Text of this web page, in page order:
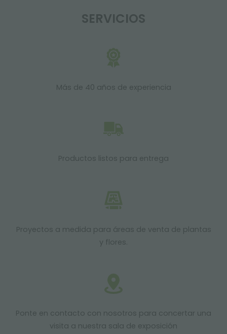
SERVICIOS
Más de 40 años de experiencia
Productos listos para entrega
Proyectos a medida para áreas de venta de plantas
y flores.
Ponte en contacto con nosotros para concertar una
visita a nuestra sala de exposición